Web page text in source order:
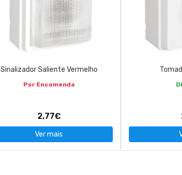
Sinalizador Saliente Vermelho
Por Encomenda
2,77€
Ver mais